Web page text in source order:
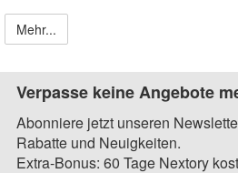
Mehr...
Verpasse keine Angebote
Abonniere jetzt unseren
Rabatte und Neuigkeiten.
Extra-Bonus: 60 Tage Nextory